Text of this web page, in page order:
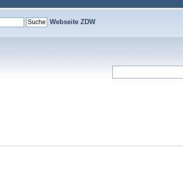
Webseite ZDW